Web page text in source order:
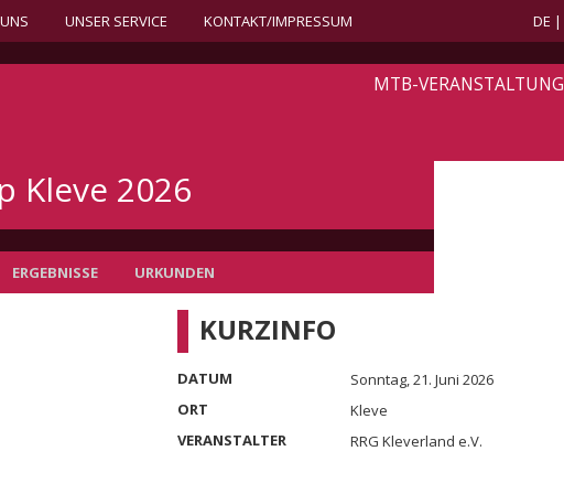
UNSER SERVICE KONTAKT/IMPRESSUM DE |
MTB-VERANSTALTUNG
Kleve 2026
ERGEBNISSE URKUNDEN
KURZINFO
DATUM
Sonntag, 21. Juni 2026
ORT
Kleve
VERANSTALTER
RRG Kleverland e.V.